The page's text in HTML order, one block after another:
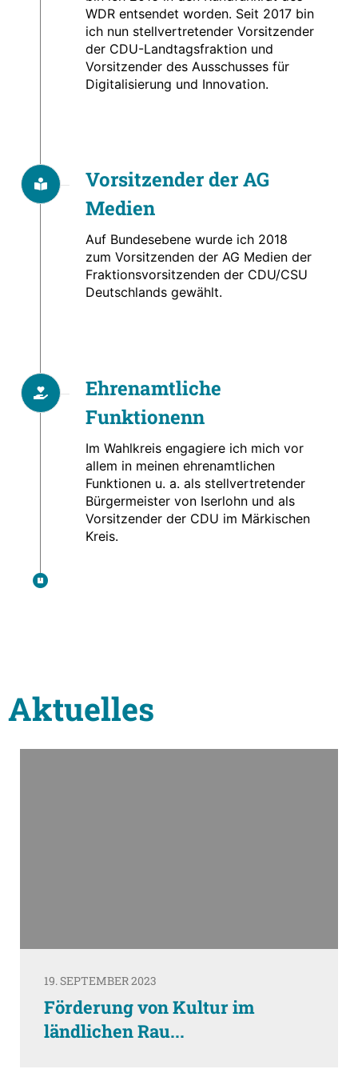
WDR entsendet worden. Seit 2017 bin
ich nun stellvertretender Vorsitzender
der CDU-Landtagsfraktion und
Vorsitzender des Ausschusses für
Digitalisierung und Innovation.
Vorsitzender der AG
Medien
Auf Bundesebene wurde ich 2018
zum Vorsitzenden der AG Medien der
Fraktionsvorsitzenden der CDU/CSU
Deutschlands gewählt.
Ehrenamtliche
Funktionenn
Im Wahlkreis engagiere ich mich vor
allem in meinen ehrenamtlichen
Funktionen u. a. als stellvertretender
Bürgermeister von Iserlohn und als
Vorsitzender der CDU im Märkischen
Kreis.
Aktuelles
19. SEPTEMBER 2023
Förderung von Kultur im
ländlichen Rau...